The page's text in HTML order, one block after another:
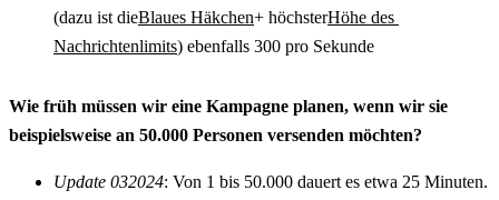
(dazu ist dieBlaues Häkchen+ höchsterHöhe des
Nachrichtenlimits) ebenfalls 300 pro Sekunde
Wie früh müssen wir eine Kampagne planen, wenn wir sie
beispielsweise an 50.000 Personen versenden möchten?
Update 032024: Von 1 bis 50.000 dauert es etwa 25 Minuten.